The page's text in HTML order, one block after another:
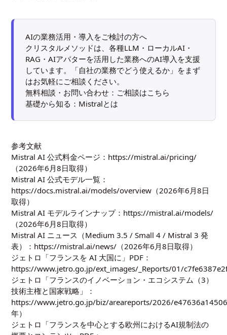
AIの業務活用・導入をご検討の方へ
クリスタルメソッドは、各種LLM・ローカルAI・
RAG・AIアバターを活用した業務へのAI導入を支援
しています。「自社の業務でどう使えるか」をまず
はお気軽にご相談ください。
無料相談・お問い合わせ： ご相談はこちら
基礎から知る： Mistralとは
参考文献
Mistral AI 公式料金ページ： https://mistral.ai/pricing/
（2026年6月8日取得）
Mistral AI 公式モデル一覧：
https://docs.mistral.ai/models/overview （2026年6月8日
取得）
Mistral AI モデルラインナップ： https://mistral.ai/models/
（2026年6月8日取得）
Mistral AI ニュース（Medium 3.5 / Small 4 / Mistral 3 発
表）： https://mistral.ai/news/ （2026年6月8日取得）
ジェトロ「フランスを AI 大国に」PDF：
https://www.jetro.go.jp/ext_images/_Reports/01/
ジェトロ「フランスのイノベーション・エコシステム（3）
技術主権と国家戦略」：
https://www.jetro.go.jp/biz/areareports/2026/
年）
ジェトロ「フランスを中心とする欧州におけるAI規制法の